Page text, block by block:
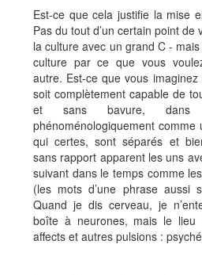
Est-ce que cela justifie la mise
Pas du tout d’un certain point
la culture avec un grand C -
culture par ce que vous
autre. Est-ce que vous
soit complètement capable de
et sans bavure,
phénoménologiquement comme
qui certes, sont séparés et
sans rapport apparent les uns
suivant dans le temps comme
(les mots d’une phrase aussi
Quand je dis cerveau, je
boîte à neurones, mais le lieu
affects et autres pulsions :